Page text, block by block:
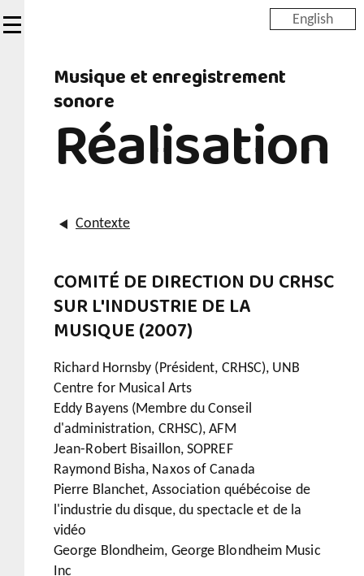
to
English
Musique et enregistrement
sonore
Réalisation
Contexte
COMITÉ DE DIRECTION DU CRHSC
SUR L'INDUSTRIE DE LA
MUSIQUE (2007)
Richard Hornsby (Président, CRHSC), UNB
Centre for Musical Arts
Eddy Bayens (Membre du Conseil
d'administration, CRHSC), AFM
Jean-Robert Bisaillon, SOPREF
Raymond Bisha, Naxos of Canada
Pierre Blanchet, Association québécoise de
l'industrie du disque, du spectacle et de la
vidéo
George Blondheim, George Blondheim Music
Inc